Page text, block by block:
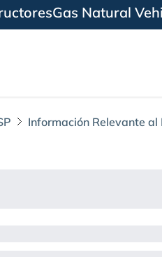
Gas Natural
Información Relevante al